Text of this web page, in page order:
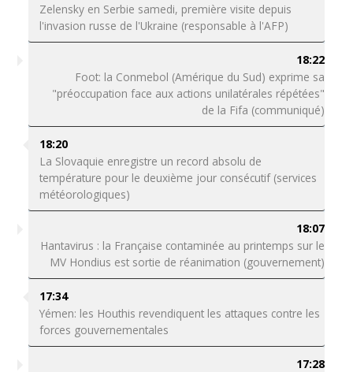
Zelensky en Serbie samedi, première visite depuis
l'invasion russe de l'Ukraine (responsable à l'AFP)
18:22
Foot: la Conmebol (Amérique du Sud) exprime sa
"préoccupation face aux actions unilatérales répétées"
de la Fifa (communiqué)
18:20
La Slovaquie enregistre un record absolu de
température pour le deuxième jour consécutif (services
météorologiques)
18:07
Hantavirus : la Française contaminée au printemps sur le
MV Hondius est sortie de réanimation (gouvernement)
17:34
Yémen: les Houthis revendiquent les attaques contre les
forces gouvernementales
17:28